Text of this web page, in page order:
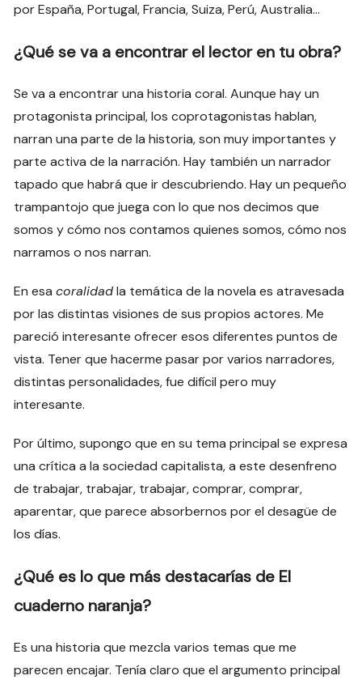
por España, Portugal, Francia, Suiza, Perú, Australia…
¿Qué se va a encontrar el lector en tu obra?
Se va a encontrar una historia coral. Aunque hay un
protagonista principal, los coprotagonistas hablan,
narran una parte de la historia, son muy importantes y
parte activa de la narración. Hay también un narrador
tapado que habrá que ir descubriendo. Hay un pequeño
trampantojo que juega con lo que nos decimos que
somos y cómo nos contamos quienes somos, cómo nos
narramos o nos narran.
En esacoralidadla temática de la novela es atravesada
por las distintas visiones de sus propios actores. Me
pareció interesante ofrecer esos diferentes puntos de
vista. Tener que hacerme pasar por varios narradores,
distintas personalidades, fue difícil pero muy
interesante.
Por último, supongo que en su tema principal se expresa
una crítica a la sociedad capitalista, a este desenfreno
de trabajar, trabajar, trabajar, comprar, comprar,
aparentar, que parece absorbernos por el desagüe de
los días.
¿Qué es lo que más destacarías de El
cuaderno naranja?
Es una historia que mezcla varios temas que me
parecen encajar. Tenía claro que el argumento principal